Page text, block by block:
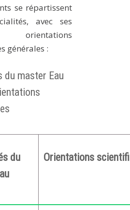
se répartissent
avec ses
orientations
générales :
du master Eau
du
Orientations